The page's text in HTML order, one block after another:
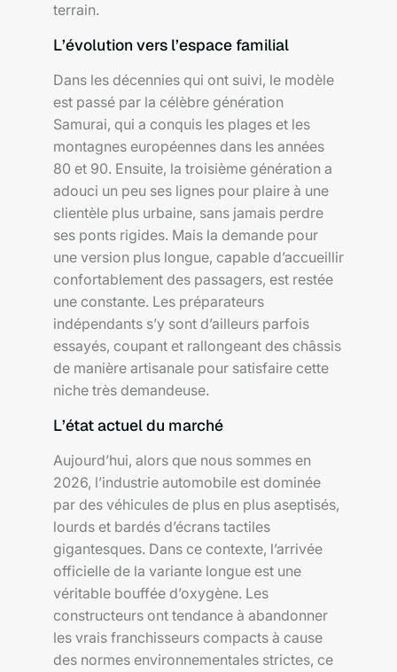
terrain.
L’évolution vers l’espace familial
Dans les décennies qui ont suivi, le modèle
est passé par la célèbre génération
Samurai, qui a conquis les plages et les
montagnes européennes dans les années
80 et 90. Ensuite, la troisième génération a
adouci un peu ses lignes pour plaire à une
clientèle plus urbaine, sans jamais perdre
ses ponts rigides. Mais la demande pour
une version plus longue, capable d’accueillir
confortablement des passagers, est restée
une constante. Les préparateurs
indépendants s’y sont d’ailleurs parfois
essayés, coupant et rallongeant des châssis
de manière artisanale pour satisfaire cette
niche très demandeuse.
L’état actuel du marché
Aujourd’hui, alors que nous sommes en
2026, l’industrie automobile est dominée
par des véhicules de plus en plus aseptisés,
lourds et bardés d’écrans tactiles
gigantesques. Dans ce contexte, l’arrivée
officielle de la variante longue est une
véritable bouffée d’oxygène. Les
constructeurs ont tendance à abandonner
les vrais franchisseurs compacts à cause
des normes environnementales strictes, ce